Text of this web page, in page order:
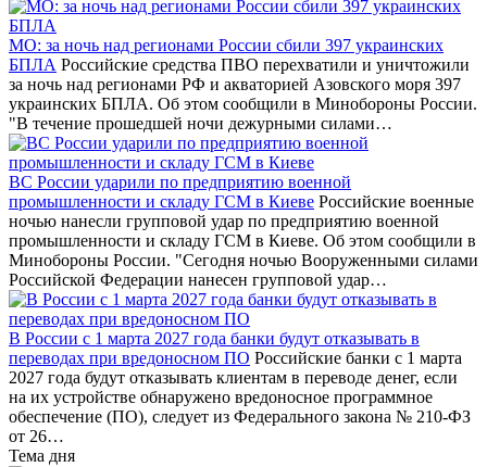
МО: за ночь над регионами России сбили 397 украинских
БПЛА Российские средства ПВО перехватили и уничтожили
за ночь над регионами РФ и акваторией Азовского моря 397
украинских БПЛА. Об этом сообщили в Минобороны России.
"В течение прошедшей ночи дежурными силами…
ВС России ударили по предприятию военной
промышленности и складу ГСМ в Киеве Российские военные
ночью нанесли групповой удар по предприятию военной
промышленности и складу ГСМ в Киеве. Об этом сообщили в
Минобороны России. "Сегодня ночью Вооруженными силами
Российской Федерации нанесен групповой удар…
В России с 1 марта 2027 года банки будут отказывать в
переводах при вредоносном ПО Российские банки с 1 марта
2027 года будут отказывать клиентам в переводе денег, если
на их устройстве обнаружено вредоносное программное
обеспечение (ПО), следует из Федерального закона № 210-ФЗ
от 26…
Тема дня